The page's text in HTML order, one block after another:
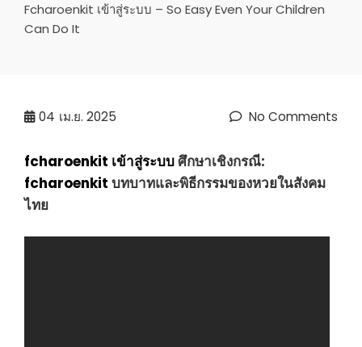
Fcharoenkit เข้าสู่ระบบ – So Easy Even Your Children
Can Do It
04 เม.ย. 2025 No Comments
fcharoenkit เข้าสู่ระบบศึกษาเชิงกรณี:
fcharoenkit บทบาทและพิธีกรรมของหวยในสังคม
ไทย